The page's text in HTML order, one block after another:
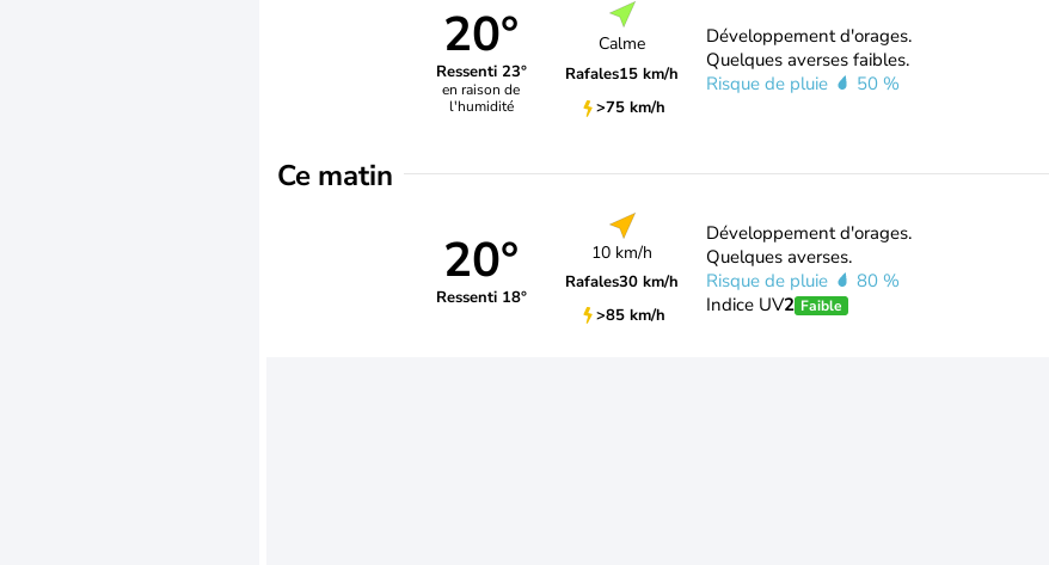
20°
Ressenti 23°
en raison de
l'humidité
Calme
Rafales15 km/h
>75 km/h
Développement d'orages.
Quelques averses faibles.
Risque de pluie
50 %
Ce matin
20°
Ressenti 18°
10 km/h
Rafales30 km/h
>85 km/h
Développement d'orages.
Quelques averses.
Risque de pluie
80 %
Indice UV2 Faible